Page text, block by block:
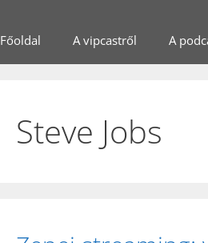
Főoldal A vipcastről A
Steve Jobs